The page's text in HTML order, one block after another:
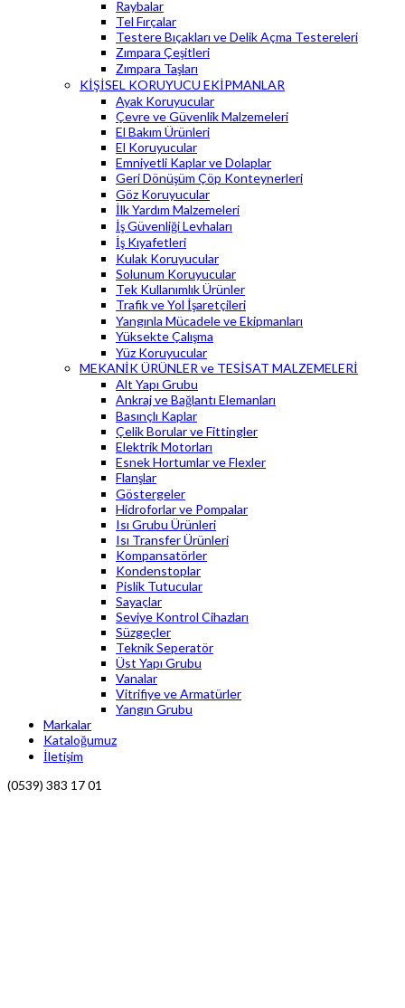
Raybalar
Tel Fırçalar
Testere Bıçakları ve Delik Açma Testereleri
Zımpara Çeşitleri
Zımpara Taşları
KİŞİSEL KORUYUCU EKİPMANLAR
Ayak Koruyucular
Çevre ve Güvenlik Malzemeleri
El Bakım Ürünleri
El Koruyucular
Emniyetli Kaplar ve Dolaplar
Geri Dönüşüm Çöp Konteynerleri
Göz Koruyucular
İlk Yardım Malzemeleri
İş Güvenliği Levhaları
İş Kıyafetleri
Kulak Koruyucular
Solunum Koruyucular
Tek Kullanımlık Ürünler
Trafik ve Yol İşaretçileri
Yangınla Mücadele ve Ekipmanları
Yüksekte Çalışma
Yüz Koruyucular
MEKANİK ÜRÜNLER ve TESİSAT MALZEMELERİ
Alt Yapı Grubu
Ankraj ve Bağlantı Elemanları
Basınçlı Kaplar
Çelik Borular ve Fittingler
Elektrik Motorları
Esnek Hortumlar ve Flexler
Flanşlar
Göstergeler
Hidroforlar ve Pompalar
Isı Grubu Ürünleri
Isı Transfer Ürünleri
Kompansatörler
Kondenstoplar
Pislik Tutucular
Sayaçlar
Seviye Kontrol Cihazları
Süzgeçler
Teknik Seperatör
Üst Yapı Grubu
Vanalar
Vitrifiye ve Armatürler
Yangın Grubu
Markalar
Kataloğumuz
İletişim
(0539) 383 17 01